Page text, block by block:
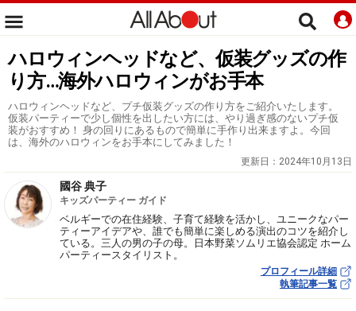
ハロウィンヘッドなど、仮装グッズの作
り方…海外ハロウィンがお手本
ハロウィンヘッドなど、プチ仮装グッズの作り方をご紹介いたします。
仮装パーティーで少し個性を出したい方には、やり過ぎ感のないプチ仮
装がおすすめ！ 身の回りにあるもので簡単に手作り出来ますよ。今回
は、海外のハロウィンをお手本にしてみました！
更新日： 2024年10月13日
國谷 典子
キッズパーティー ガイド
ベルギーでの在住経験、子育て経験を活かし、ユニークなパー
ティーアイデアや、誰でも簡単に楽しめる演出のコツを紹介し
ている。三人の男の子の母。日本野菜ソムリエ協会認定 ホーム
パーティースタイリスト。
プロフィール詳細
執筆記事一覧